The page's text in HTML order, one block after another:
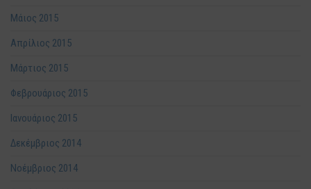
Μάιος 2015
Απρίλιος 2015
Μάρτιος 2015
Φεβρουάριος 2015
Ιανουάριος 2015
Δεκέμβριος 2014
Νοέμβριος 2014